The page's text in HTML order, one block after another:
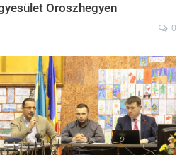
Oroszhegyen
0